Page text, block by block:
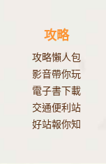
攻略
攻略懶人包
影音帶你玩
電子書下載
交通便利站
好站報你知